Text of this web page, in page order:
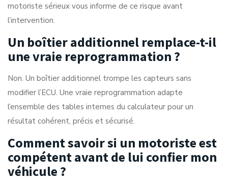
motoriste sérieux vous informe de ce risque avant
l’intervention.
Un boîtier additionnel remplace-t-il
une vraie reprogrammation ?
Non. Un boîtier additionnel trompe les capteurs sans
modifier l’ECU. Une vraie reprogrammation adapte
l’ensemble des tables internes du calculateur pour un
résultat cohérent, précis et sécurisé.
Comment savoir si un motoriste est
compétent avant de lui confier mon
véhicule ?